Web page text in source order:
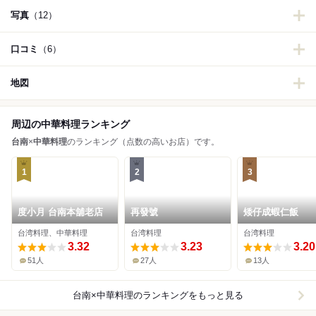
写真 （12）
口コミ （6）
地図
周辺の中華料理ランキング
台南×中華料理のランキング（点数の高いお店）です。
1
度小月 台南本舖老店
台湾料理、中華料理
3.32
51人
2
再發號
台湾料理
3.23
27人
3
矮仔成蝦仁飯
台湾料理
3.20
13人
台南×中華料理のランキングをもっと見る